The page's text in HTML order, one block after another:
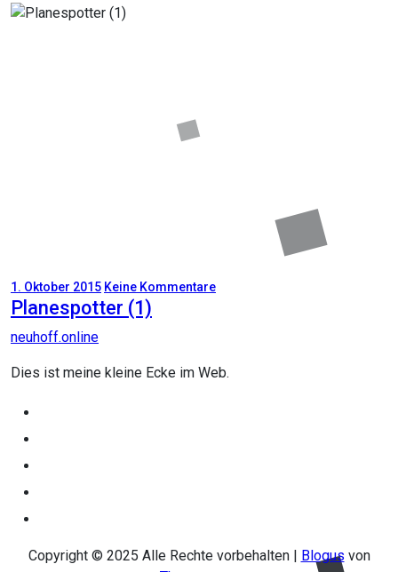
1. Oktober 2015 Keine Kommentare
Planespotter (1)
neuhoff.online
Dies ist meine kleine Ecke im Web.
Copyright © 2025 Alle Rechte vorbehalten | Blogus von